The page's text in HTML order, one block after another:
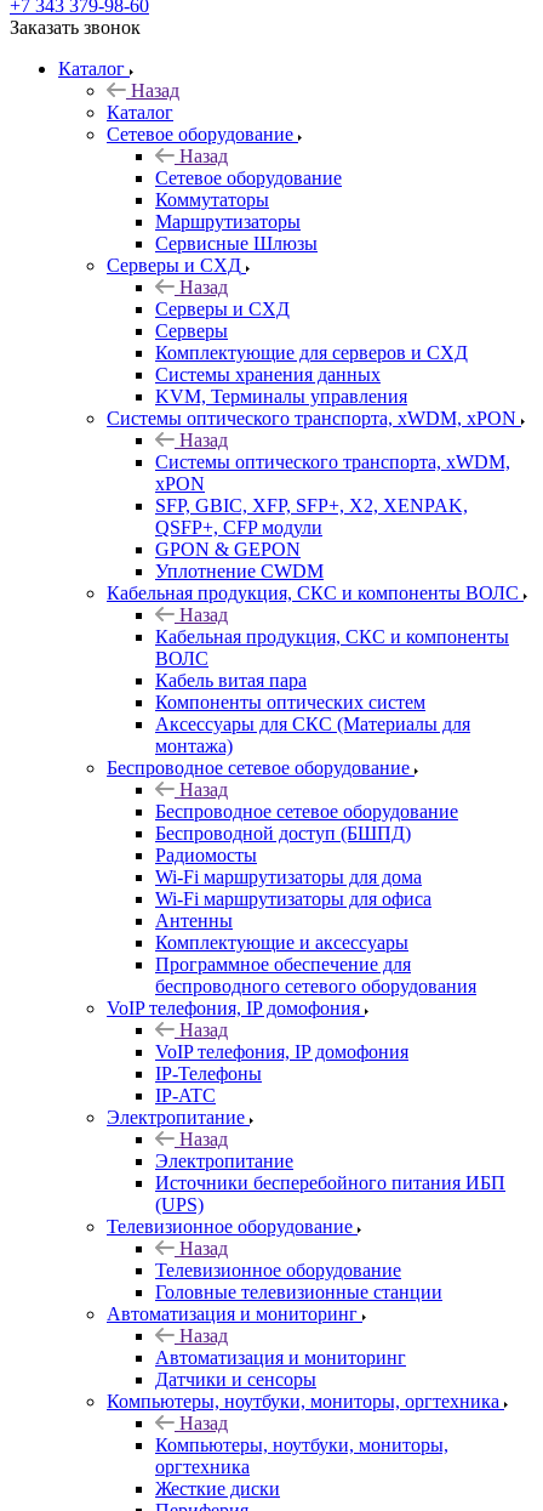
+7 343 379-98-60
Заказать звонок
Каталог
Назад
Каталог
Сетевое оборудование
Назад
Сетевое оборудование
Коммутаторы
Маршрутизаторы
Сервисные Шлюзы
Серверы и СХД
Назад
Серверы и СХД
Серверы
Комплектующие для серверов и СХД
Системы хранения данных
KVM, Терминалы управления
Системы оптического транспорта, xWDM, xPON
Назад
Системы оптического транспорта, xWDM,
xPON
SFP, GBIC, XFP, SFP+, X2, XENPAK,
QSFP+, CFP модули
GPON & GEPON
Уплотнение CWDM
Кабельная продукция, СКС и компоненты ВОЛС
Назад
Кабельная продукция, СКС и компоненты
ВОЛС
Кабель витая пара
Компоненты оптических систем
Аксессуары для СКС (Материалы для
монтажа)
Беспроводное сетевое оборудование
Назад
Беспроводное сетевое оборудование
Беспроводной доступ (БШПД)
Радиомосты
Wi-Fi маршрутизаторы для дома
Wi-Fi маршрутизаторы для офиса
Антенны
Комплектующие и аксессуары
Программное обеспечение для
беспроводного сетевого оборудования
VoIP телефония, IP домофония
Назад
VoIP телефония, IP домофония
IP-Телефоны
IP-ATC
Электропитание
Назад
Электропитание
Источники бесперебойного питания ИБП
(UPS)
Телевизионное оборудование
Назад
Телевизионное оборудование
Головные телевизионные станции
Автоматизация и мониторинг
Назад
Автоматизация и мониторинг
Датчики и сенсоры
Компьютеры, ноутбуки, мониторы, оргтехника
Назад
Компьютеры, ноутбуки, мониторы,
оргтехника
Жесткие диски